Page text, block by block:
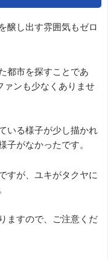
醸し出す雰囲気もゼロ
都市を探すことであ
ァンも少なくありませ
いる様子が少し描かれ
子がなかったです。
すが、ユキがタクヤに
ますので、ご注意くだ